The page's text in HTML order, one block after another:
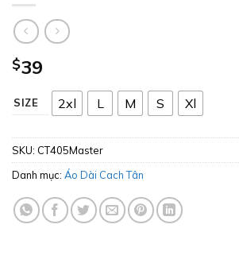
$39
SIZE 2xl L M S Xl
SKU: CT405Master
Danh mục: Áo Dài Cach Tân